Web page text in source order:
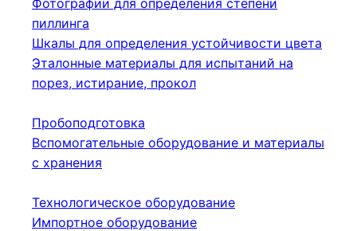
Фотографии для определения степени
пиллинга
Шкалы для определения устойчивости цвета
Эталонные материалы для испытаний на
порез, истирание, прокол
Пробоподготовка
Вспомогательные оборудование и материалы
с хранения
Технологическое оборудование
Импортное оборудование